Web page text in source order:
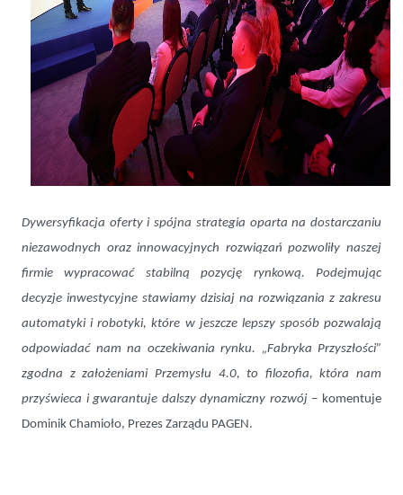
Dywersyfikacja oferty i spójna strategia oparta na dostarczaniu
niezawodnych oraz innowacyjnych rozwiązań pozwoliły naszej
firmie wypracować stabilną pozycję rynkową.
Podejmując
decyzje inwestycyjne stawiamy dzisiaj na rozwiązania z zakresu
automatyki i robotyki, które w jeszcze lepszy sposób pozwalają
odpowiadać nam na oczekiwania rynku. „Fabryka Przyszłości”
zgodna z założeniami Przemysłu 4.0, to filozofia, która nam
przyświeca i gwarantuje dalszy dynamiczny rozwój – komentuje
Dominik Chamioło, Prezes Zarządu PAGEN.